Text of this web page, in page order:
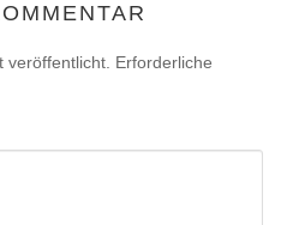
veröffentlicht. Erforderliche